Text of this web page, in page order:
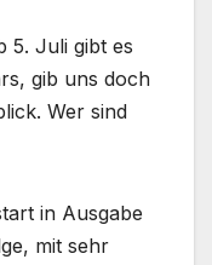
5. Juli gibt es
gib uns doch
Wer sind
in Ausgabe
mit sehr